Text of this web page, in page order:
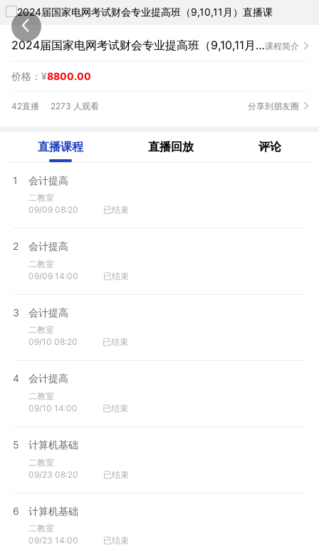
2024届国家电网考试财会专业提高班（9,10,11月）直播课
课程简介
价格：¥8800.00
42直播 2273 人观看 分享到朋友圈
直播课程 直播回放 评论
1 会计提高
二教室
09/09 08:20
已结束
2 会计提高
二教室
09/09 14:00
已结束
3 会计提高
二教室
09/10 08:20
已结束
4 会计提高
二教室
09/10 14:00
已结束
5 计算机基础
二教室
09/23 08:20
已结束
6 计算机基础
二教室
09/23 14:00
已结束